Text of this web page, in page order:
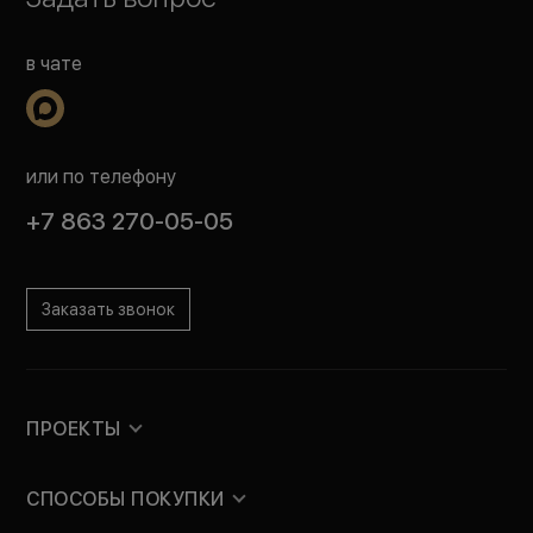
в чате
или по телефону
+7 863 270-05-05
Заказать звонок
ПРОЕКТЫ
СПОСОБЫ ПОКУПКИ